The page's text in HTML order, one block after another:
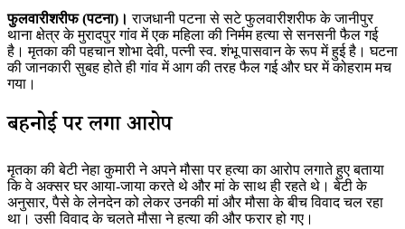
फुलवारीशरीफ (पटना)। राजधानी पटना से सटे फुलवारीशरीफ के जानीपुर
थाना क्षेत्र के मुरादपुर गांव में एक महिला की निर्मम हत्या से सनसनी फैल गई
है। मृतका की पहचान शोभा देवी, पत्नी स्व. शंभू पासवान के रूप में हुई है। घटना
की जानकारी सुबह होते ही गांव में आग की तरह फैल गई और घर में कोहराम मच
गया।
बहनोई पर लगा आरोप
मृतका की बेटी नेहा कुमारी ने अपने मौसा पर हत्या का आरोप लगाते हुए बताया
कि वे अक्सर घर आया-जाया करते थे और मां के साथ ही रहते थे। बेटी के
अनुसार, पैसे के लेनदेन को लेकर उनकी मां और मौसा के बीच विवाद चल रहा
था। उसी विवाद के चलते मौसा ने हत्या की और फरार हो गए।